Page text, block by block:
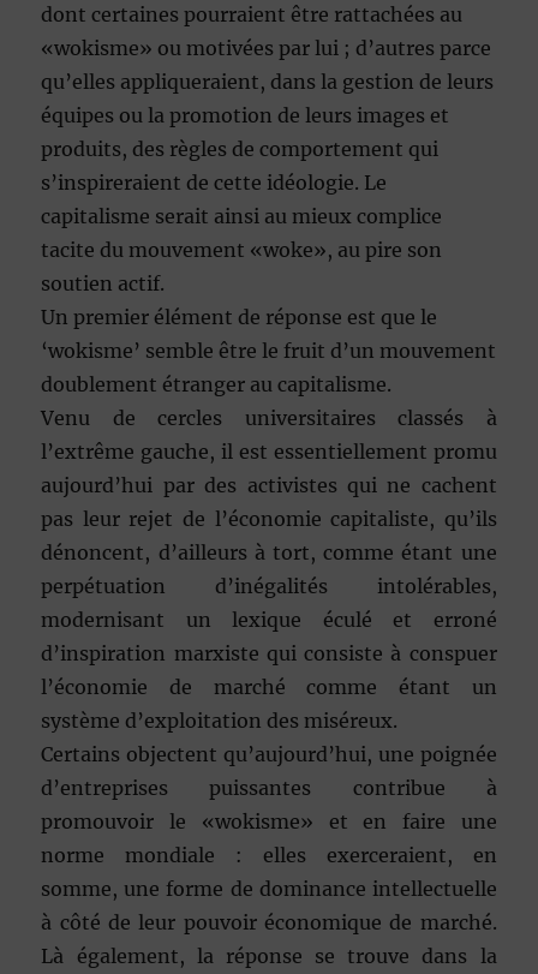
dont certaines pourraient être rattachées au
«wokisme» ou motivées par lui ; d’autres parce
qu’elles appliqueraient, dans la gestion de leurs
équipes ou la promotion de leurs images et
produits, des règles de comportement qui
s’inspireraient de cette idéologie. Le
capitalisme serait ainsi au mieux complice
tacite du mouvement «woke», au pire son
soutien actif.
Un premier élément de réponse est que le
‘wokisme’ semble être le fruit d’un mouvement
doublement étranger au capitalisme.
Venu de cercles universitaires classés à
l’extrême gauche, il est essentiellement promu
aujourd’hui par des activistes qui ne cachent
pas leur rejet de l’économie capitaliste, qu’ils
dénoncent, d’ailleurs à tort, comme étant une
perpétuation d’inégalités intolérables,
modernisant un lexique éculé et erroné
d’inspiration marxiste qui consiste à conspuer
l’économie de marché comme étant un
système d’exploitation des miséreux.
Certains objectent qu’aujourd’hui, une poignée
d’entreprises puissantes contribue à
promouvoir le «wokisme» et en faire une
norme mondiale : elles exerceraient, en
somme, une forme de dominance intellectuelle
à côté de leur pouvoir économique de marché.
Là également, la réponse se trouve dans la